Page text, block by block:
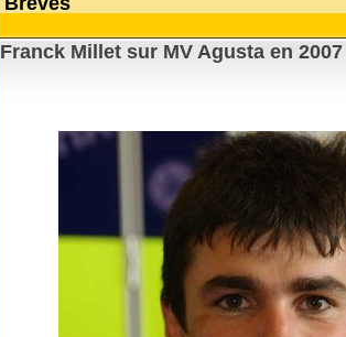
Franck Millet sur MV Agusta en 2007